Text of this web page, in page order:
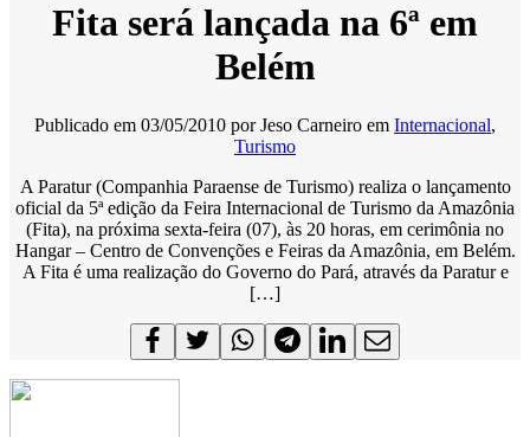
Fita será lançada na 6ª em
Belém
Publicado em 03/05/2010 porJeso Carneiro em Internacional,
Turismo
A Paratur (Companhia Paraense de Turismo) realiza o lançamento
oficial da 5ª edição da Feira Internacional de Turismo da Amazônia
(Fita), na próxima sexta-feira (07), às 20 horas, em cerimônia no
Hangar – Centro de Convenções e Feiras da Amazônia, em Belém.
A Fita é uma realização do Governo do Pará, através da Paratur e
[…]